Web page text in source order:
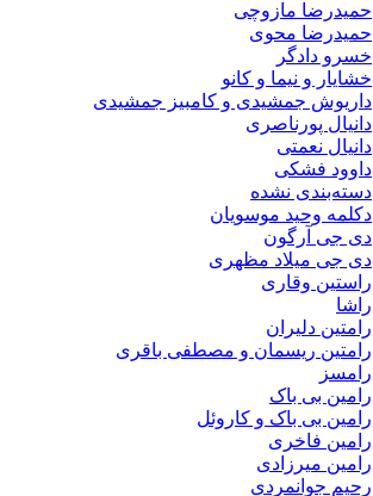
حمیدرضا مازوچی
حمیدرضا محوی
خسرو دادگر
خشایار و نیما و کانو
داریوش جمشیدی و کامبیز جمشیدی
دانیال پورناصری
دانیال نعمتی
داوود فشکی
دسته‌بندی نشده
دکلمه وحید موسویان
دی جی آرگون
دی جی میلاد مظهری
راستین وقاری
راشا
رامتین دلیران
رامتین ریسمان و مصطفی باقری
رامسز
رامین بی باک
رامین بی باک و کاروئل
رامین فاخری
رامین میرزادی
رحیم جوانمردی